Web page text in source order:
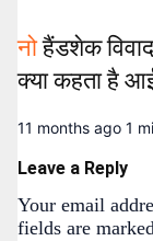
नोहैंडशेक
क्या कहता है
11 months ago 1
Leave a Reply
Your email
fields are